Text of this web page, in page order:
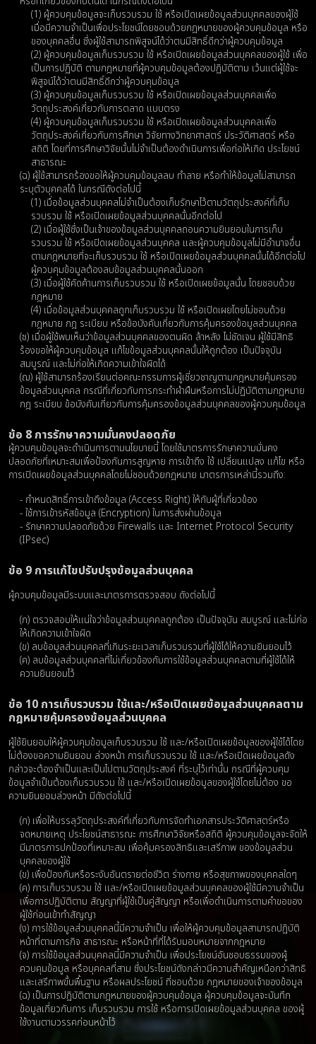
(1) ผู้ควบคุมข้อมูลจะเก็บรวบรวม ใช้ หรือเปิดเผยข้อมูลส่วนบุคคลของผู้ใช้
เมื่อมีความจำเป็นเพื่อประโยชน์โดยชอบด้วยกฎหมายของผู้ควบคุมข้อมูล หรือ
ของบุคคลอื่น ซึ่งผู้ใช้สามารถพิสูจน์ได้ว่าตนมีสิทธิ์ดีกว่าผู้ควบคุมข้อมูล
(2) ผู้ควบคุมข้อมูลเก็บรวบรวม ใช้ หรือเปิดเผยข้อมูลส่วนบุคคลของผู้ใช้ เพื่อ
เป็นการปฏิบัติ ตามกฎหมายที่ผู้ควบคุมข้อมูลต้องปฏิบัติตาม เว้นแต่ผู้ใช้จะ
พิสูจน์ได้ว่าตนมีสิทธิ์ดีกว่าผู้ควบคุมข้อมูล
(3) ผู้ควบคุมข้อมูลเก็บรวบรวม ใช้ หรือเปิดเผยข้อมูลส่วนบุคคลเพื่อ
วัตถุประสงค์เกี่ยวกับการตลาด แบบตรง
(4) ผู้ควบคุมข้อมูลเก็บรวบรวม ใช้ หรือเปิดเผยข้อมูลส่วนบุคคลเพื่อ
วัตถุประสงค์เกี่ยวกับการศึกษา วิจัยทางวิทยาศาสตร์ ประวัติศาสตร์ หรือ
สถิติ โดยที่การศึกษาวิจัยนั้นไม่จำเป็นต้องดำเนินการเพื่อก่อให้เกิด ประโยชน์
สาธารณะ
(ฉ) ผู้ใช้สามารถร้องขอให้ผู้ควบคุมข้อมูลลบ ทำลาย หรือทำให้ข้อมูลไม่สามารถ
ระบุตัวบุคคลได้ ในกรณีดังต่อไปนี้
(1) เมื่อข้อมูลส่วนบุคคลไม่จำเป็นต้องเก็บรักษาไว้ตามวัตถุประสงค์ที่เก็บ
รวบรวม ใช้ หรือเปิดเผยข้อมูลส่วนบุคคลนั้นอีกต่อไป
(2) เมื่อผู้ใช้ซึ่งเป็นเจ้าของข้อมูลส่วนบุคคลถอนความยินยอมในการเก็บ
รวบรวม ใช้ หรือเปิดเผยข้อมูลส่วนบุคคล และผู้ควบคุมข้อมูลไม่มีอำนาจอื่น
ตามกฎหมายที่จะเก็บรวบรวม ใช้ หรือเปิดเผยข้อมูลส่วนบุคคลนั้นได้อีกต่อไป
ผู้ควบคุมข้อมูลต้องลบข้อมูลส่วนบุคคลนั้นออก
(3) เมื่อผู้ใช้คัดค้านการเก็บรวบรวม ใช้ หรือเปิดเผยข้อมูลนั้น โดยชอบด้วย
กฎหมาย
(4) เมื่อข้อมูลส่วนบุคคลถูกเก็บรวบรวม ใช้ หรือเปิดเผยโดยไม่ชอบด้วย
กฎหมาย กฎ ระเบียบ หรือข้อบังคับเกี่ยวกับการคุ้มครองข้อมูลส่วนบุคคล
(ซ) เมื่อผู้ใช้พบเห็นว่าข้อมูลส่วนบุคคลของตนผิด ล้าหลัง ไม่ชัดเจน ผู้ใช้มีสิทธิ
ร้องขอให้ผู้ควบคุมข้อมูล แก้ไขข้อมูลส่วนบุคคลนั้นให้ถูกต้อง เป็นปัจจุบัน
สมบูรณ์ และไม่ก่อให้เกิดความเข้าใจผิดได้
(ฌ) ผู้ใช้สามารถร้องเรียนต่อคณะกรรมการผู้เชี่ยวชาญตามกฎหมายคุ้มครอง
ข้อมูลส่วนบุคคล กรณีที่เกี่ยวกับการกระทำฝ่าฝืนหรือการไม่ปฏิบัติตามกฎหมาย
กฎ ระเบียบ ข้อบังคับเกี่ยวกับการคุ้มครองข้อมูลส่วนบุคคลของผู้ควบคุมข้อมูล
ข้อ 8 การรักษาความมั่นคงปลอดภัย
ผู้ควบคุมข้อมูลจะดำเนินการตามนโยบายนี้ โดยใช้มาตรการรักษาความมั่นคง
ปลอดภัยที่เหมาะสมเพื่อป้องกันการสูญหาย การเข้าถึง ใช้ เปลี่ยนแปลง แก้ไข หรือ
การเปิดเผยข้อมูลส่วนบุคคลโดยไม่ชอบด้วยกฎหมาย มาตรการเหล่านี้รวมถึง:
- กำหนดสิทธิ์การเข้าถึงข้อมูล (Access Right) ให้กับผู้ที่เกี่ยวข้อง
- ใช้การเข้ารหัสข้อมูล (Encryption) ในการส่งผ่านข้อมูล
- รักษาความปลอดภัยด้วย Firewalls และ Internet Protocol Security
(IPsec)
ข้อ 9 การแก้ไขปรับปรุงข้อมูลส่วนบุคคล
ผู้ควบคุมข้อมูลมีระบบและมาตรการตรวจสอบ ดังต่อไปนี้
(ก) ตรวจสอบให้แน่ใจว่าข้อมูลส่วนบุคคลถูกต้อง เป็นปัจจุบัน สมบูรณ์ และไม่ก่อ
ให้เกิดความเข้าใจผิด
(ข) ลบข้อมูลส่วนบุคคลที่เกินระยะเวลาเก็บรวบรวมที่ผู้ใช้ได้ให้ความยินยอมไว้
(ค) ลบข้อมูลส่วนบุคคลที่ไม่เกี่ยวข้องกับการใช้ข้อมูลส่วนบุคคลตามที่ผู้ใช้ได้ให้
ความยินยอมไว้
ข้อ 10 การเก็บรวบรวม ใช้และ/หรือเปิดเผยข้อมูลส่วนบุคคลตาม
กฎหมายคุ้มครองข้อมูลส่วนบุคคล
ผู้ใช้ยินยอมให้ผู้ควบคุมข้อมูลเก็บรวบรวม ใช้ และ/หรือเปิดเผยข้อมูลของผู้ใช้ได้โดย
ไม่ต้องขอความยินยอม ล่วงหน้า การเก็บรวบรวม ใช้ และ/หรือเปิดเผยข้อมูลดัง
กล่าวจะต้องจำเป็นและเป็นไปตามวัตถุประสงค์ ที่ระบุไว้เท่านั้น กรณีที่ผู้ควบคุม
ข้อมูลจำเป็นต้องเก็บรวบรวม ใช้ และ/หรือเปิดเผยข้อมูลของผู้ใช้โดยไม่ต้อง ขอ
ความยินยอมล่วงหน้า มีดังต่อไปนี้
(ก) เพื่อให้บรรลุวัตถุประสงค์ที่เกี่ยวกับการจัดทำเอกสารประวัติศาสตร์หรือ
จดหมายเหตุ ประโยชน์สาธารณะ การศึกษาวิจัยหรือสถิติ ผู้ควบคุมข้อมูลจะจัดให้
มีมาตรการปกป้องที่เหมาะสม เพื่อคุ้มครองสิทธิและเสรีภาพ ของข้อมูลส่วน
บุคคลของผู้ใช้
(ข) เพื่อป้องกันหรือระงับอันตรายต่อชีวิต ร่างกาย หรือสุขภาพของบุคคลใดๆ
(ค) การเก็บรวบรวม ใช้ และ/หรือเปิดเผยข้อมูลส่วนบุคคลของผู้ใช้มีความจำเป็น
เพื่อการปฏิบัติตาม สัญญาที่ผู้ใช้เป็นคู่สัญญา หรือเพื่อดำเนินการตามคำขอของ
ผู้ใช้ก่อนเข้าทำสัญญา
(ง) การใช้ข้อมูลส่วนบุคคลนี้มีความจำเป็น เพื่อให้ผู้ควบคุมข้อมูลสามารถปฏิบัติ
หน้าที่ตามภารกิจ สาธารณะ หรือหน้าที่ที่ได้รับมอบหมายจากกฎหมาย
(จ) การใช้ข้อมูลส่วนบุคคลนี้มีความจำเป็น เพื่อประโยชน์อันชอบธรรมของผู้
ควบคุมข้อมูล หรือบุคคลที่สาม ซึ่งประโยชน์ดังกล่าวมีความสำคัญเหนือกว่าสิทธิ
และเสรีภาพขั้นพื้นฐาน หรือผลประโยชน์ ที่ชอบด้วย กฎหมายของเจ้าของข้อมูล
(ฉ) เป็นการปฏิบัติตามกฎหมายของผู้ควบคุมข้อมูล ผู้ควบคุมข้อมูลจะบันทึก
ข้อมูลเกี่ยวกับการ เก็บรวบรวม การใช้ หรือการเปิดเผยข้อมูลส่วนบุคคล ของผู้
ใช้งานตามวรรคก่อนหน้าไว้